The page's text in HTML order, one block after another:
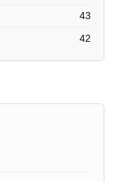
43
42